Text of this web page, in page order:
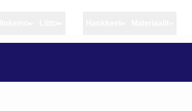
Artikkelit Elinkeino
Rannikko ja
Liitto
Liiton